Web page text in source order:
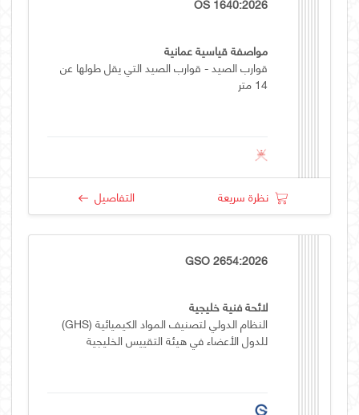
مواصفة قياسية عمانية
قوارب الصيد - قوارب الصيد التي يقل طولها عن
14 متر
نظرة سريعة التفاصيل
GSO 2654:2026
لائحة فنية خليجية
النظام الدولي لتصنيف المواد الكيميائية (GHS)
للدول الأعضاء في هيئة التقييس الخليجية